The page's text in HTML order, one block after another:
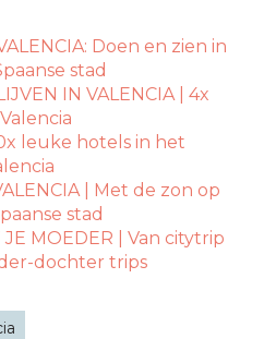
Doen en zien in
stad
IN VALENCIA | 4x
leuke hotels in het
| Met de zon op
stad
MOEDER | Van citytrip
dochter trips